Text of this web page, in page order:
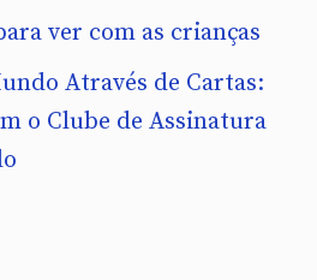
ver com as crianças
Através de Cartas:
o Clube de Assinatura